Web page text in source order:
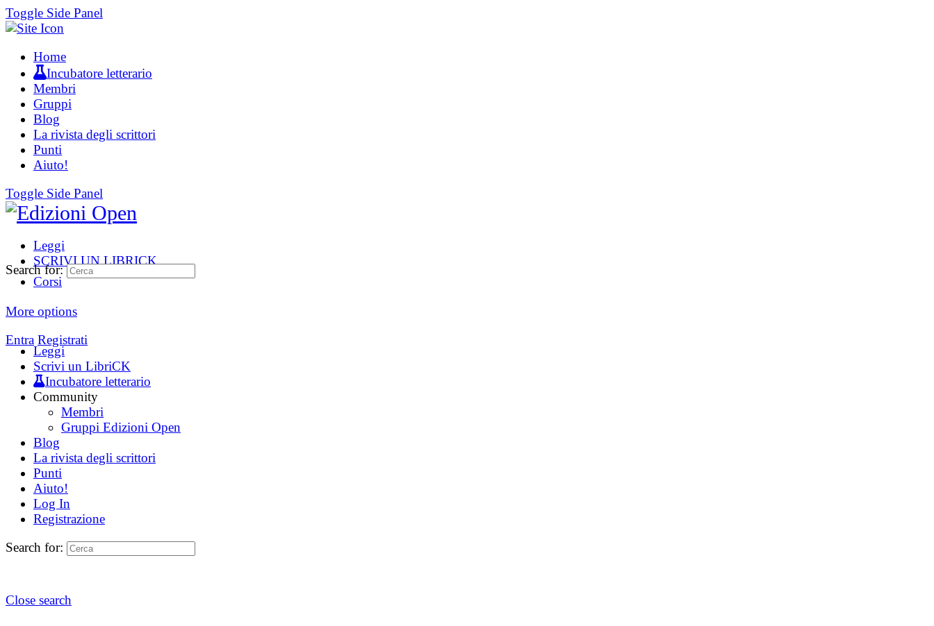
Toggle Side Panel
Home
Incubatore letterario
Membri
Gruppi
Blog
La rivista degli scrittori
Punti
Aiuto!
Toggle Side Panel
Leggi
SCRIVI UN LIBRICK
Corsi
More options
Entra Registrati
Search for:
Leggi
Scrivi un LibriCK
Incubatore letterario
Community
Membri
Gruppi Edizioni Open
Blog
La rivista degli scrittori
Punti
Aiuto!
Log In
Registrazione
Search for:
Close search